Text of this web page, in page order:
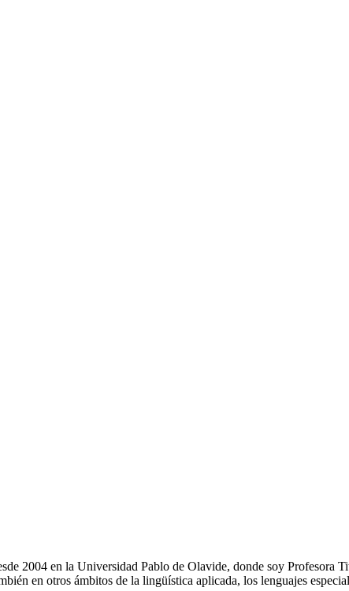
2004 en la Universidad Pablo de Olavide, donde soy
en otros ámbitos de la lingüística aplicada, los lenguajes